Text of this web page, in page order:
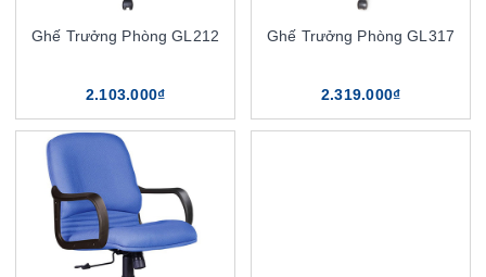
Ghế Trưởng Phòng GL212
2.103.000₫
Ghế Trưởng Phòng GL317
2.319.000₫